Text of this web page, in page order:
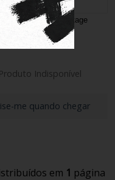
Casio Analógico Vintage
LTC-100G-9EVD
Produto Indisponível
me quando chegar
em 1 página